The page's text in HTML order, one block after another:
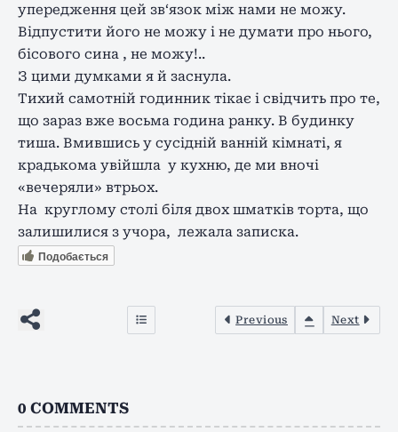
упередження цей зв‘язок між нами не можу.
Відпустити його не можу і не думати про нього,
бісового сина , не можу!..
З цими думками я й заснула.
Тихий самотній годинник тікає і свідчить про те,
що зараз вже восьма година ранку. В будинку
тиша. Вмившись у сусідній ванній кімнаті, я
крадькома увійшла у кухню, де ми вночі
«вечеряли» втрьох.
На круглому столі біля двох шматків торта, що
залишилися з учора, лежала записка.
Подобається
Previous Next
0 COMMENTS